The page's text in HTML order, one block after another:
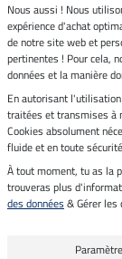
Boutique
neutre
Livraison par
Paiement sécurisé
Tous les
Nous aussi ! Nous
expérience d'achat
de notre site web et
pertinentes ! Pour cela,
données et la manière
En autorisant
traitées et transmises à
Cookies absolument
fluide et en toute
À tout moment, tu as la
trouveras plus
des données & Gérer les